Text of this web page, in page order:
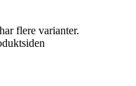
flere varianter.